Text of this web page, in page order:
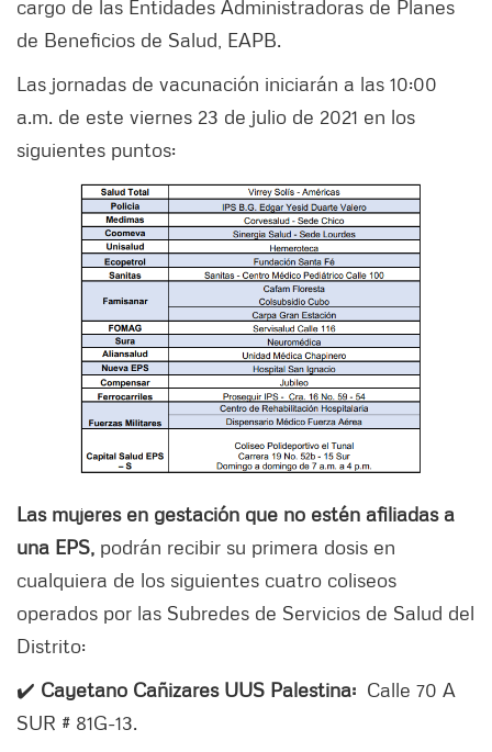
cargo de las Entidades Administradoras de Planes
de Beneficios de Salud, EAPB.
Las jornadas de vacunación iniciarán a las 10:00
a.m. de este viernes 23 de julio de 2021 en los
siguientes puntos:
Las mujeres en gestación que no estén afiliadas a
una EPS, podrán recibir su primera dosis en
cualquiera de los siguientes cuatro coliseos
operados por las Subredes de Servicios de Salud del
Distrito:
✔️ Cayetano Cañizares UUS Palestina: Calle 70 A
SUR # 81G-13.